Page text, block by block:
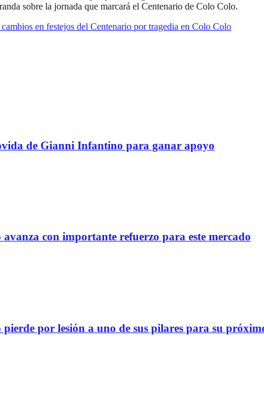
sobre la jornada que marcará el Centenario de Colo Colo.
en festejos del Centenario por tragedia en Colo Colo
de Gianni Infantino para ganar apoyo
con importante refuerzo para este mercado
por lesión a uno de sus pilares para su